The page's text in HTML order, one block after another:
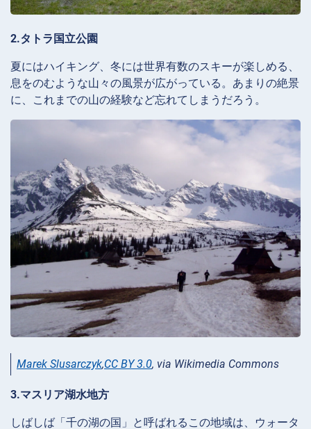
2.タトラ国立公園
夏にはハイキング、冬には世界有数のスキーが楽しめる、
息をのむような山々の風景が広がっている。あまりの絶景
に、これまでの山の経験など忘れてしまうだろう。
Marek Slusarczyk,CC BY 3.0, via Wikimedia Commons
3.マスリア湖水地方
しばしば「千の湖の国」と呼ばれるこの地域は、ウォータ